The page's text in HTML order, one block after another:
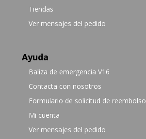
Tiendas
Ver mensajes del pedido
Ayuda
Baliza de emergencia V16
Contacta con nosotros
Formulario de solicitud de reembolso
Mi cuenta
Ver mensajes del pedido